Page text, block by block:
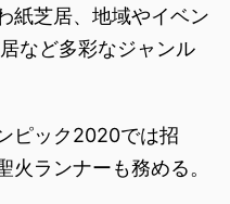
紙芝居、地域やイベン
など多彩なジャンル
ピック2020では招
ランナーも務める。